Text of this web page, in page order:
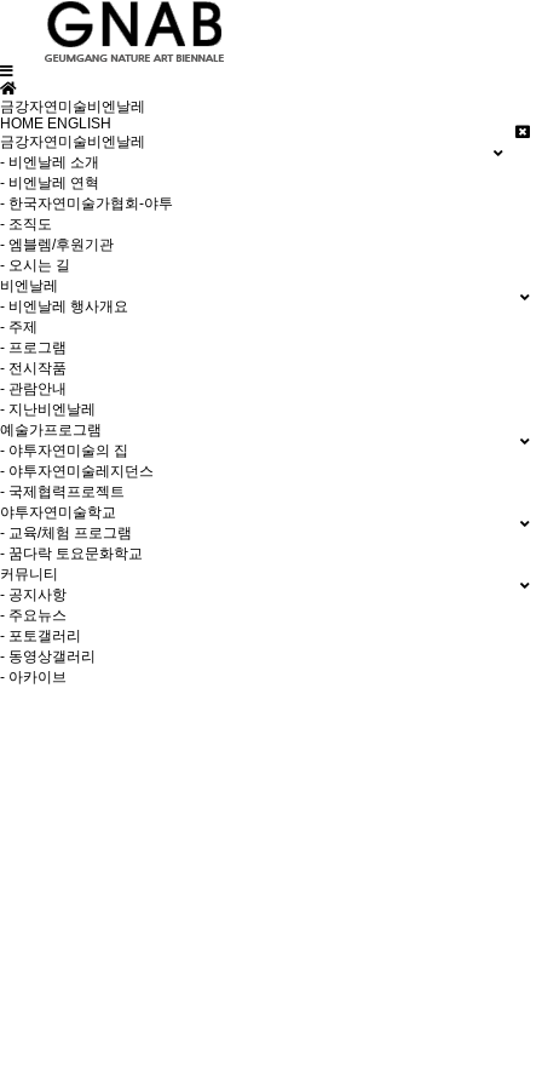
금강자연미술비엔날레
HOME ENGLISH
금강자연미술비엔날레
- 비엔날레 소개
- 비엔날레 연혁
- 한국자연미술가협회-야투
- 조직도
- 엠블렘/후원기관
- 오시는 길
비엔날레
- 비엔날레 행사개요
- 주제
- 프로그램
- 전시작품
- 관람안내
- 지난비엔날레
예술가프로그램
- 야투자연미술의 집
- 야투자연미술레지던스
- 국제협력프로젝트
야투자연미술학교
- 교육/체험 프로그램
- 꿈다락 토요문화학교
커뮤니티
- 공지사항
- 주요뉴스
- 포토갤러리
- 동영상갤러리
- 아카이브